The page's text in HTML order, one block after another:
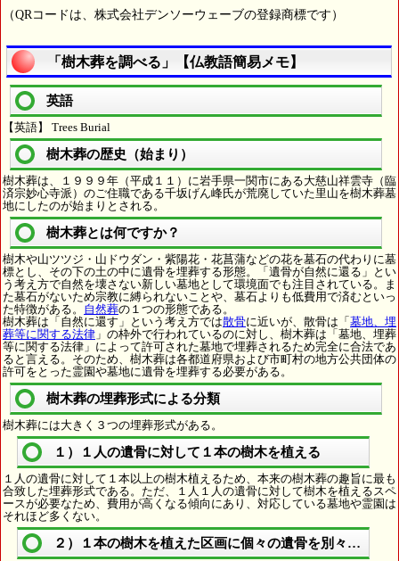
（QRコードは、株式会社デンソーウェーブの登録商標です）
「樹木葬を調べる」【仏教語簡易メモ】
英語
【英語】 Trees Burial
樹木葬の歴史（始まり）
樹木葬は、１９９９年（平成１１）に岩手県一関市にある大慈山祥雲寺（臨
済宗妙心寺派）のご住職である千坂げん峰氏が荒廃していた里山を樹木葬墓
地にしたのが始まりとされる。
樹木葬とは何ですか？
樹木や山ツツジ・山ドウダン・紫陽花・花菖蒲などの花を墓石の代わりに墓
標とし、その下の土の中に遺骨を埋葬する形態。「遺骨が自然に還る」とい
う考え方で自然を壊さない新しい墓地として環境面でも注目されている。ま
た墓石がないため宗教に縛られないことや、墓石よりも低費用で済むといっ
た特徴がある。 自然葬の１つの形態である。
樹木葬は「自然に還す」という考え方では散骨に近いが、散骨は「墓地、埋
葬等に関する法律 」の枠外で行われているのに対し、樹木葬は「墓地、埋葬
等に関する法律」によって許可された墓地で埋葬されるため完全に合法であ
ると言える。そのため、樹木葬は各都道府県および市町村の地方公共団体の
許可をとった霊園や墓地に遺骨を埋葬する必要がある。
樹木葬の埋葬形式による分類
樹木葬には大きく３つの埋葬形式がある。
１）１人の遺骨に対して１本の樹木を植える
１人の遺骨に対して１本以上の樹木植えるため、本来の樹木葬の趣旨に最も
合致した埋葬形式である。ただ、１人１人の遺骨に対して樹木を植えるスペ
ースが必要なため、費用が高くなる傾向にあり、対応している墓地や霊園は
それほど多くない。
２）１本の樹木を植えた区画に個々の遺骨を別々に埋葬